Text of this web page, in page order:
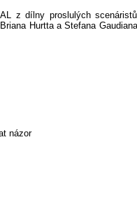
z dílny proslulých
Hurtta a Stefana
názor